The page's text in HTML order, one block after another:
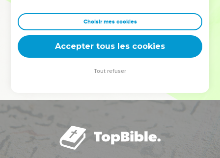
clés pour avancer avec plus de sagesse afin que leurs erreurs
deviennent vos tremplins. Que vous guidiez un ministère, une
équipe, un groupe ou une famille, leur expérience est faite
Choisir mes cookies
Accepter tous les cookies
Tout refuser